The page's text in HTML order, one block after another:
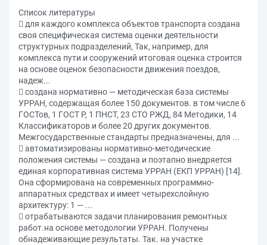
Список литературы
 для каждого комплекса объектов транспорта создана
своя специфическая система оценки деятельности
структурных подразделений, Так, например, для
комплекса пути и сооружений итоговая оценка строится
на основе оценок безопасности движения поездов,
надеж...
 создана нормативно — методическая база системы
УРРАН, содержащая более 150 документов. в том числе 6
ГОСТов, 1 ГОСТ Р, 1 ПНСТ, 23 СТО РЖД, 84 Методики, 14
Классификаторов и более 20 других документов.
Межгосударственные стандарты предназначены, для ...
 автоматизированы нормативно-методические
положения системы — создана и поэтапно внедряется
единая корпоративная система УРРАН (ЕКП УРРАН) [14].
Она сформирована на современных программно-
аппаратных средствах и имеет четырехслойную
архитектуру: 1 — ...
 отрабатываются задачи планирования ремонтных
работ.на основе методологии УРРАН. Получены
обнадеживающие результаты. Так. на участке